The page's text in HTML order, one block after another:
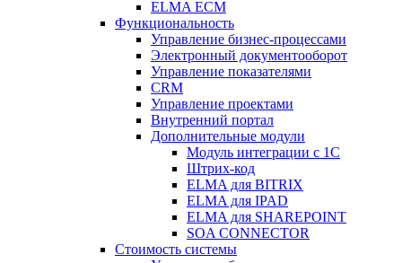
ELMA ECM
Функциональность
Управление бизнес-процессами
Электронный документооборот
Управление показателями
CRM
Управление проектами
Внутренний портал
Дополнительные модули
Модуль интеграции с 1С
Штрих-код
ELMA для BITRIX
ELMA для IPAD
ELMA для SHAREPOINT
SOA CONNECTOR
Стоимость системы